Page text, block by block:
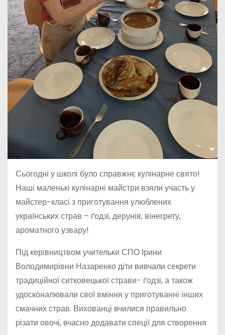
Сьогодні у школі було справжнє кулінарне свято!
Наші маленькі кулінарні майстри взяли участь у
майстер-класі з приготування улюблених
українських страв – ґодзі, дерунів, вінегрету,
ароматного узвару!
Під керівництвом учительки СПО Ірини
Володимирівни Назаренко діти вивчали секрети
традиційної ситковецької страви- ґодзі, а також
удосконалювали свої вміння у приготуванні інших
смачних страв. Вихованці вчилися правильно
різати овочі, вчаснододавати спеції для створення